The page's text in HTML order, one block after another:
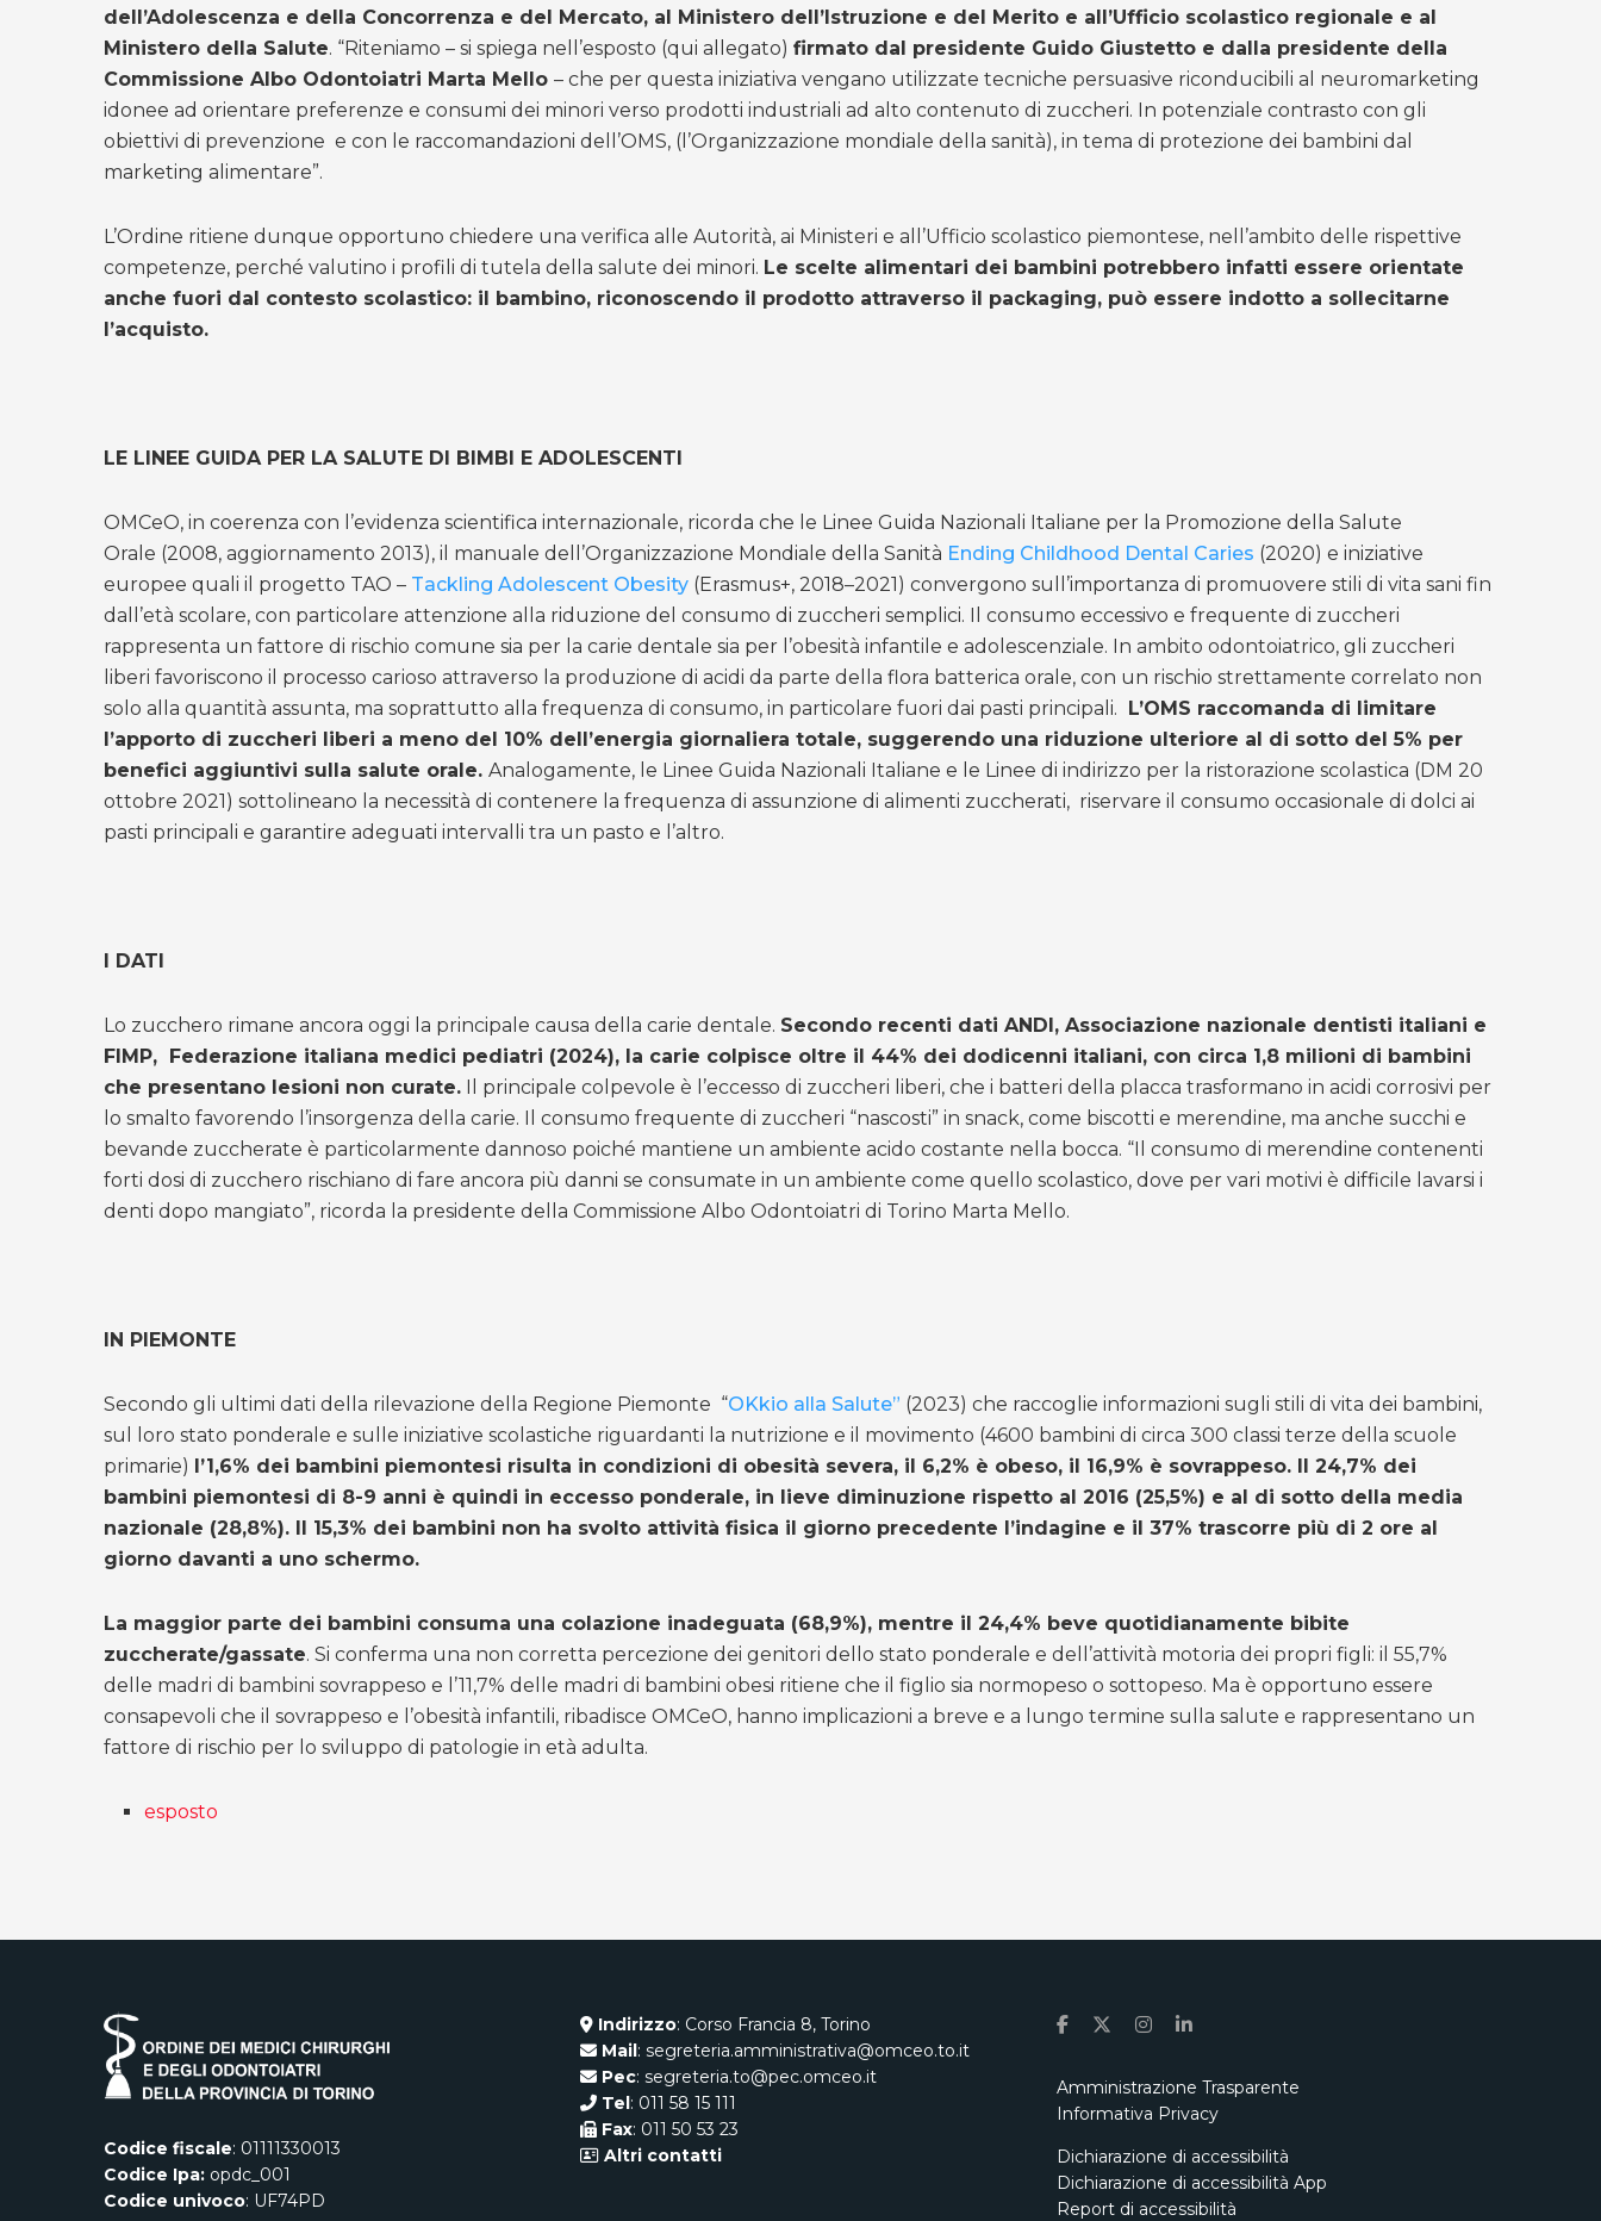
dell’Adolescenza e della Concorrenza e del Mercato, al Ministero dell’Istruzione e del Merito e all’Ufficio scolastico regionale e al
Ministero della Salute. “Riteniamo – si spiega nell’esposto (qui allegato) firmato dal presidente Guido Giustetto e dalla presidente della
Commissione Albo Odontoiatri Marta Mello – che per questa iniziativa vengano utilizzate tecniche persuasive riconducibili al neuromarketing
idonee ad orientare preferenze e consumi dei minori verso prodotti industriali ad alto contenuto di zuccheri. In potenziale contrasto con gli
obiettivi di prevenzione e con le raccomandazioni dell’OMS, (l’Organizzazione mondiale della sanità), in tema di protezione dei bambini dal
marketing alimentare”.
L’Ordine ritiene dunque opportuno chiedere una verifica alle Autorità, ai Ministeri e all’Ufficio scolastico piemontese, nell’ambito delle rispettive
competenze, perché valutino i profili di tutela della salute dei minori. Le scelte alimentari dei bambini potrebbero infatti essere orientate
anche fuori dal contesto scolastico: il bambino, riconoscendo il prodotto attraverso il packaging, può essere indotto a sollecitarne
l’acquisto.
LE LINEE GUIDA PER LA SALUTE DI BIMBI E ADOLESCENTI
OMCeO, in coerenza con l’evidenza scientifica internazionale, ricorda che le Linee Guida Nazionali Italiane per la Promozione della Salute
Orale (2008, aggiornamento 2013), il manuale dell’Organizzazione Mondiale della Sanità Ending Childhood Dental Caries (2020) e iniziative
europee quali il progetto TAO – Tackling Adolescent Obesity (Erasmus+, 2018–2021) convergono sull’importanza di promuovere stili di vita sani fin
dall’età scolare, con particolare attenzione alla riduzione del consumo di zuccheri semplici. Il consumo eccessivo e frequente di zuccheri
rappresenta un fattore di rischio comune sia per la carie dentale sia per l’obesità infantile e adolescenziale. In ambito odontoiatrico, gli zuccheri
liberi favoriscono il processo carioso attraverso la produzione di acidi da parte della flora batterica orale, con un rischio strettamente correlato non
solo alla quantità assunta, ma soprattutto alla frequenza di consumo, in particolare fuori dai pasti principali.
L’OMS raccomanda di limitare
l’apporto di zuccheri liberi a meno del 10% dell’energia giornaliera totale, suggerendo una riduzione ulteriore al di sotto del 5% per
benefici aggiuntivi sulla salute orale. Analogamente, le Linee Guida Nazionali Italiane e le Linee di indirizzo per la ristorazione scolastica (DM 20
ottobre 2021) sottolineano la necessità di contenere la frequenza di assunzione di alimenti zuccherati, riservare il consumo occasionale di dolci ai
pasti principali e garantire adeguati intervalli tra un pasto e l’altro.
I DATI
Lo zucchero rimane ancora oggi la principale causa della carie dentale. Secondo recenti dati ANDI, Associazione nazionale dentisti italiani e
FIMP, Federazione italiana medici pediatri (2024), la carie colpisce oltre il 44% dei dodicenni italiani, con circa 1,8 milioni di bambini
che presentano lesioni non curate. Il principale colpevole è l’eccesso di zuccheri liberi, che i batteri della placca trasformano in acidi corrosivi per
lo smalto favorendo l’insorgenza della carie. Il consumo frequente di zuccheri “nascosti” in snack, come biscotti e merendine, ma anche succhi e
bevande zuccherate è particolarmente dannoso poiché mantiene un ambiente acido costante nella bocca. “Il consumo di merendine contenenti
forti dosi di zucchero rischiano di fare ancora più danni se consumate in un ambiente come quello scolastico, dove per vari motivi è difficile lavarsi i
denti dopo mangiato”, ricorda la presidente della Commissione Albo Odontoiatri di Torino Marta Mello.
IN PIEMONTE
Secondo gli ultimi dati della rilevazione della Regione Piemonte “OKkio alla Salute” (2023) che raccoglie informazioni sugli stili di vita dei bambini,
sul loro stato ponderale e sulle iniziative scolastiche riguardanti la nutrizione e il movimento (4600 bambini di circa 300 classi terze della scuole
primarie)
l’1,6% dei bambini piemontesi risulta in condizioni di obesità severa, il 6,2% è obeso, il 16,9% è sovrappeso. Il 24,7% dei
bambini piemontesi di 8-9 anni è quindi in eccesso ponderale, in lieve diminuzione rispetto al 2016 (25,5%) e al di sotto della media
nazionale (28,8%). Il 15,3% dei bambini non ha svolto attività fisica il giorno precedente l’indagine e il 37% trascorre più di 2 ore al
giorno davanti a uno schermo.
La maggior parte dei bambini consuma una colazione inadeguata (68,9%), mentre il 24,4% beve quotidianamente bibite
zuccherate/gassate. Si conferma una non corretta percezione dei genitori dello stato ponderale e dell’attività motoria dei propri figli: il 55,7%
delle madri di bambini sovrappeso e l’11,7% delle madri di bambini obesi ritiene che il figlio sia normopeso o sottopeso. Ma è opportuno essere
consapevoli che il sovrappeso e l’obesità infantili, ribadisce OMCeO, hanno implicazioni a breve e a lungo termine sulla salute e rappresentano un
fattore di rischio per lo sviluppo di patologie in età adulta.
esposto
Codice fiscale: 01111330013
Codice Ipa: opdc_001
Codice univoco: UF74PD
Indirizzo: Corso Francia 8, Torino
Mail : segreteria.amministrativa@omceo.to.it
Pec: segreteria.to@pec.omceo.it
Tel : 011 58 15 111
Fax: 011 50 53 23
Altri contatti
Amministrazione Trasparente
Informativa Privacy
Dichiarazione di accessibilità
Dichiarazione di accessibilità App
Report di accessibilità